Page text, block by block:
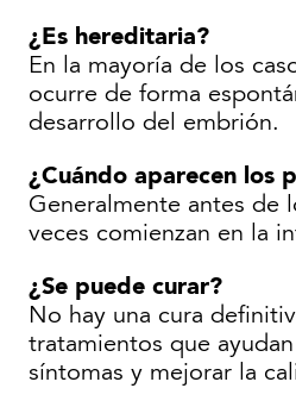
¿Es hereditaria?
En la mayoría de los
ocurre de forma
desarrollo del embrión.
¿Cuándo aparecen los
Generalmente antes de
veces comienzan en la
¿Se puede curar?
No hay una cura
tratamientos que
síntomas y mejorar la